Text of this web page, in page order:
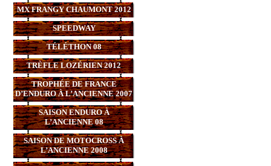
MX FRANGY CHAUMONT 2012
SPEEDWAY
TÉLÉTHON 08
TRÈFLE LOZÉRIEN 2012
TROPHÉE DE FRANCE
D’ENDURO À L’ANCIENNE 2007
SAISON ENDURO À
L’ANCIENNE 08
SAISON DE MOTOCROSS À
L’ANCIENNE 2008